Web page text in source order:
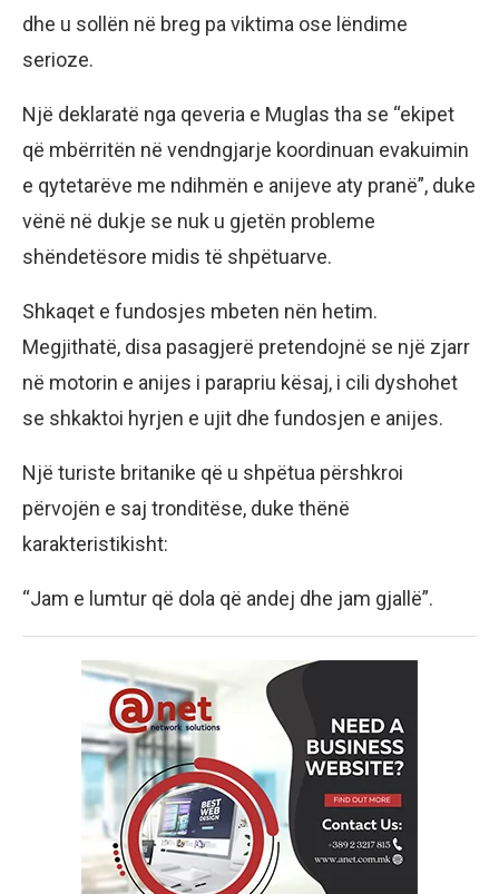
dhe u sollën në breg pa viktima ose lëndime
serioze.
Një deklaratë nga qeveria e Muglas tha se “ekipet
që mbërritën në vendngjarje koordinuan evakuimin
e qytetarëve me ndihmën e anijeve aty pranë”, duke
vënë në dukje se nuk u gjetën probleme
shëndetësore midis të shpëtuarve.
Shkaqet e fundosjes mbeten nën hetim.
Megjithatë, disa pasagjerë pretendojnë se një zjarr
në motorin e anijes i parapriu kësaj, i cili dyshohet
se shkaktoi hyrjen e ujit dhe fundosjen e anijes.
Një turiste britanike që u shpëtua përshkroi
përvojën e saj tronditëse, duke thënë
karakteristikisht:
“Jam e lumtur që dola që andej dhe jam gjallë”.